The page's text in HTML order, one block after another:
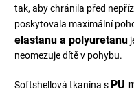
tak, aby chránila před
poskytovala maximální
elastanu a polyuretanu
neomezuje dítě v pohybu.
Softshellová tkanina s PU